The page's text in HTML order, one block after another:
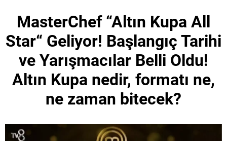
MasterChef “Altın Kupa All
Star“ Geliyor! Başlangıç Tarihi
ve Yarışmacılar Belli Oldu!
Altın Kupa nedir, formatı ne,
ne zaman bitecek?